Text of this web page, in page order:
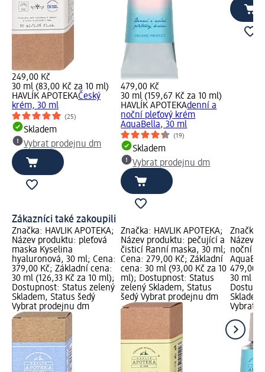
249,00 Kč
30 ml (83,00 Kč za 10 ml)
HAVLÍK APOTEKAČeský
krém, 30 ml
(25)
Skladem
Vybrat prodejnu dm
479,00 Kč
30 ml (159,67 Kč za 10 ml)
HAVLÍK APOTEKAdenní a
noční pleťový krém
AquaBella, 30 ml
(19)
Skladem
Vybrat prodejnu dm
Zákazníci také zakoupili
Značka: HAVLÍK APOTEKA;
Název produktu: pleťová
maska Kyselina
hyaluronová, 30 ml; Cena:
379,00 Kč; Základní cena:
30 ml (126,33 Kč za 10 ml);
Dostupnost: Status zelený
Skladem, Status šedý
Vybrat prodejnu dm
Značka: HAVLÍK APOTEKA;
Název produktu: pečující a
čisticí Ranní maska, 30 ml;
Cena: 279,00 Kč; Základní
cena: 30 ml (93,00 Kč za 10
ml); Dostupnost: Status
zelený Skladem, Status
šedý Vybrat prodejnu dm
Značka:
Název
noční
479,00
30 ml
Vybrat